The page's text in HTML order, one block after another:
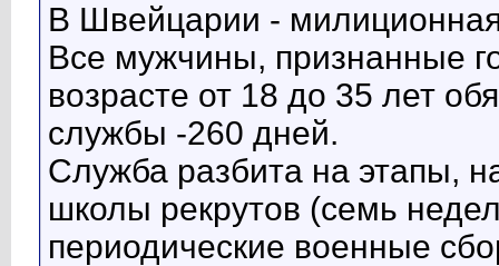
В Швейцарии -
Все мужчины, признанные
возрасте от 18 до 35 лет
службы -260 дней.
Служба разбита на этапы,
школы рекрутов (семь
периодические военные